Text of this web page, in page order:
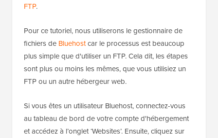
WordPress
Pour ce tutoriel, nous utiliserons le gestionnaire de
fichiers deBluehostcar le processus est beaucoup
plus simple que d'utiliser un FTP. Cela dit, les étapes
sont plus ou moins les mêmes, que vous utilisiez un
Si vous êtes un utilisateur Bluehost, connectez-vous
au tableau de bord de votre compte d'hébergement